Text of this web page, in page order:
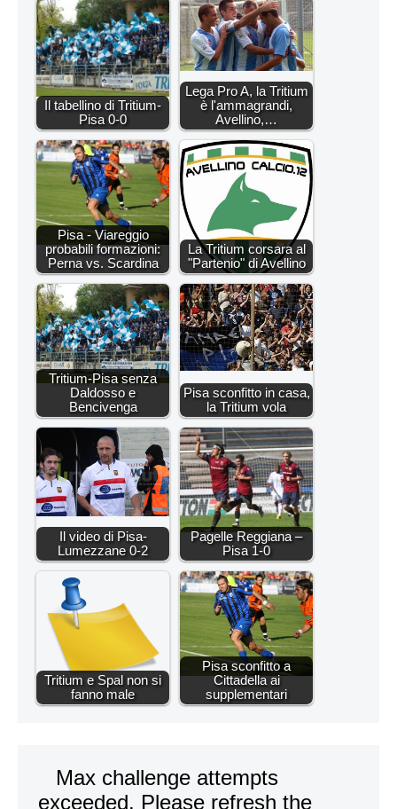
Il tabellino di Tritium-
Pisa 0-0
Lega Pro A, la Tritium
è l'ammagrandi,
Avellino,…
Pisa - Viareggio
probabili formazioni:
Perna vs. Scardina
La Tritium corsara al
"Partenio" di Avellino
Tritium-Pisa senza
Daldosso e
Bencivenga
Pisa sconfitto in casa,
la Tritium vola
Il video di Pisa-
Lumezzane 0-2
Pagelle Reggiana –
Pisa 1-0
Tritium e Spal non si
fanno male
Pisa sconfitto a
Cittadella ai
supplementari